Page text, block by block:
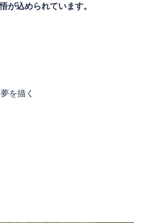
が込められています。
を描く